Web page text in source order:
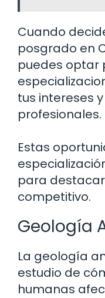
Cuando
posgrado en
puedes optar
tus intereses
profesionales.
Estas
para
competitivo.
Geología
La geología
estudio de
humanas